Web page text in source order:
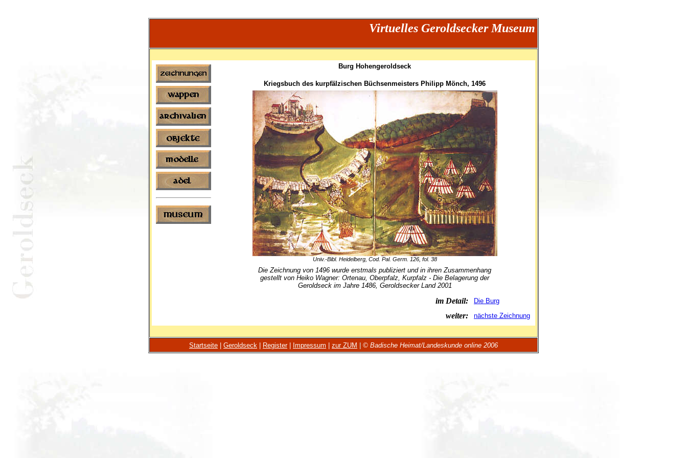
Virtuelles Geroldsecker Museum
Burg Hohengeroldseck
Kriegsbuch des kurpfälzischen Büchsenmeisters Philipp Mönch, 1496
Univ.-Bibl. Heidelberg, Cod. Pal. Germ. 126, fol. 38
Die Zeichnung von 1496 wurde erstmals publiziert und in ihren Zusammenhang
gestellt von Heiko Wagner: Ortenau, Oberpfalz, Kurpfalz - Die Belagerung der
Geroldseck im Jahre 1486, Geroldsecker Land 2001
im Detail: Die Burg
weiter: nächste Zeichnung
Startseite Geroldseck Register Impressum zur ZUM © Badische Heimat/Landeskunde online 2006